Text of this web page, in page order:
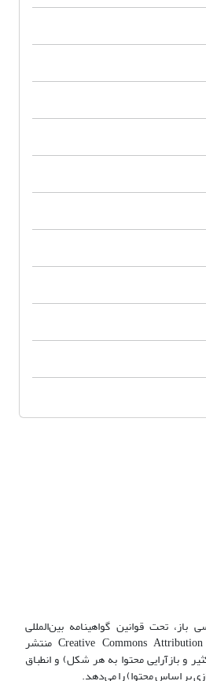
تحت قوانین گواهینامه بین‌المللی
Creative Commons Attribution 4.0 International License منتشر
و بازآرایی محتوا به هر شکل) و انطباق
بر اساس محتوا) را می‌دهد.